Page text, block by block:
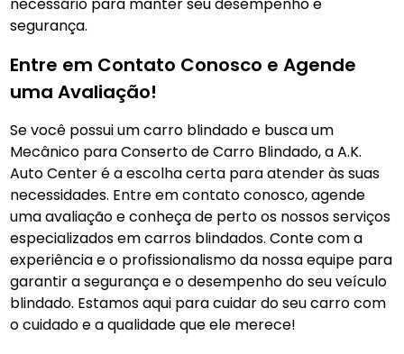
segurança.
Entre em Contato Conosco e Agende
uma Avaliação!
Se você possui um carro blindado e busca um
Mecânico para Conserto de Carro Blindado, a A.K.
Auto Center é a escolha certa para atender às suas
necessidades. Entre em contato conosco, agende
uma avaliação e conheça de perto os nossos serviços
especializados em carros blindados. Conte com a
experiência e o profissionalismo da nossa equipe para
garantir a segurança e o desempenho do seu veículo
blindado. Estamos aqui para cuidar do seu carro com
o cuidado e a qualidade que ele merece!